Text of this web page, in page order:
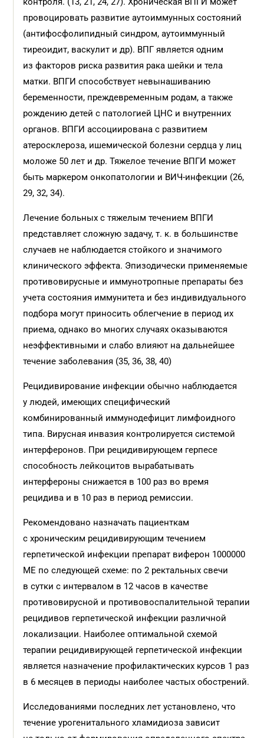
провоцировать развитие аутоиммунных состояний
(антифосфолипидный синдром, аутоиммунный
тиреоидит, васкулит и др). ВПГ является одним
из факторов риска развития рака шейки и тела
матки. ВПГИ способствует невынашиванию
беременности, преждевременным родам, а также
рождению детей с патологией ЦНС и внутренних
органов. ВПГИ ассоциирована с развитием
атеросклероза, ишемической болезни сердца у лиц
моложе 50 лет и др. Тяжелое течение ВПГИ может
быть маркером онкопатологии и ВИЧ-инфекции (26,
29, 32, 34).
Лечение больных с тяжелым течением ВПГИ
представляет сложную задачу, т. к. в большинстве
случаев не наблюдается стойкого и значимого
клинического эффекта. Эпизодически применяемые
противовирусные и иммунотропные препараты без
учета состояния иммунитета и без индивидуального
подбора могут приносить облегчение в период их
приема, однако во многих случаях оказываются
неэффективными и слабо влияют на дальнейшее
течение заболевания (35, 36, 38, 40)
Рецидивирование инфекции обычно наблюдается
у людей, имеющих специфический
комбинированный иммунодефицит лимфоидного
типа. Вирусная инвазия контролируется системой
интерферонов. При рецидивирующем герпесе
способность лейкоцитов вырабатывать
интерфероны снижается в 100 раз во время
рецидива и в 10 раз в период ремиссии.
Рекомендовано назначать пациенткам
с хроническим рецидивирующим течением
герпетической инфекции препарат виферон 1000000
МЕ по следующей схеме: по 2 ректальных свечи
в сутки с интервалом в 12 часов в качестве
противовирусной и противовоспалительной терапии
рецидивов герпетической инфекции различной
локализации. Наиболее оптимальной схемой
терапии рецидивирующей герпетической инфекции
является назначение профилактических курсов 1 раз
в 6 месяцев в периоды наиболее частых обострений.
Исследованиями последних лет установлено, что
течение урогенитального хламидиоза зависит